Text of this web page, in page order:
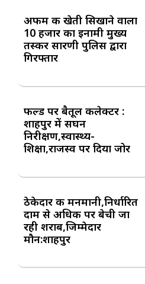
अफीम की खेती सिखाने वाला
10 हजार का इनामी मुख्य
तस्कर सारणी पुलिस द्वारा
गिरफ्तार
फील्ड पर बैतूल कलेक्टर :
शाहपुर में सघन
निरीक्षण,स्वास्थ्य-
शिक्षा,राजस्व पर दिया जोर
ठेकेदार की मनमानी,निर्धारित
दाम से अधिक पर बेची जा
रही शराब,जिम्मेदार
मौन:शाहपुर